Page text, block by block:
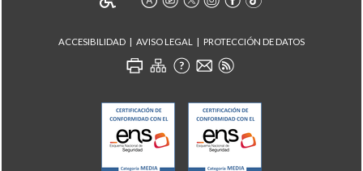
ACCESIBILIDAD AVISO LEGAL PROTECCIÓN DE DATOS